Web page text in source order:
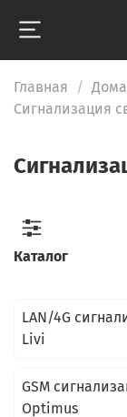
Главная
Сигнализация
LAN/4G
Livi
GSM
Optimus
Каталог